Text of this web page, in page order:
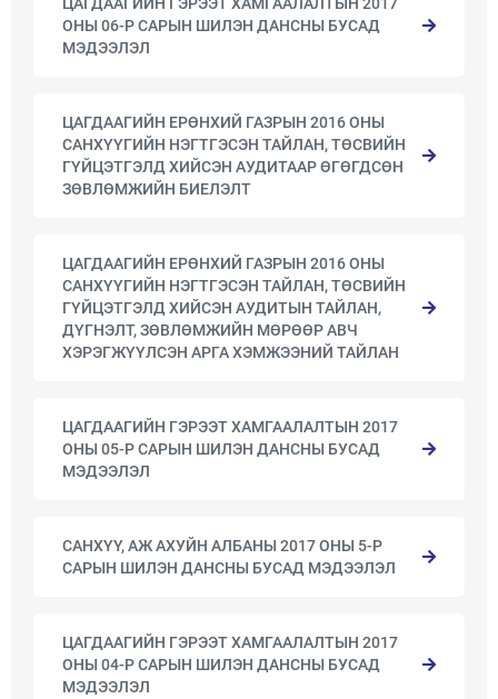
ОНЫ 06-Р САРЫН ШИЛЭН ДАНСНЫ БУСАД
МЭДЭЭЛЭЛ
ЦАГДААГИЙН ЕРӨНХИЙ ГАЗРЫН 2016 ОНЫ
САНХҮҮГИЙН НЭГТГЭСЭН ТАЙЛАН, ТӨСВИЙН
ГҮЙЦЭТГЭЛД ХИЙСЭН АУДИТААР ӨГӨГДСӨН
ЗӨВЛӨМЖИЙН БИЕЛЭЛТ
ЦАГДААГИЙН ЕРӨНХИЙ ГАЗРЫН 2016 ОНЫ
САНХҮҮГИЙН НЭГТГЭСЭН ТАЙЛАН, ТӨСВИЙН
ГҮЙЦЭТГЭЛД ХИЙСЭН АУДИТЫН ТАЙЛАН,
ДҮГНЭЛТ, ЗӨВЛӨМЖИЙН МӨРӨӨР АВЧ
ХЭРЭГЖҮҮЛСЭН АРГА ХЭМЖЭЭНИЙ ТАЙЛАН
ЦАГДААГИЙН ГЭРЭЭТ ХАМГААЛАЛТЫН 2017
ОНЫ 05-Р САРЫН ШИЛЭН ДАНСНЫ БУСАД
МЭДЭЭЛЭЛ
САНХҮҮ, АЖ АХУЙН АЛБАНЫ 2017 ОНЫ 5-Р
САРЫН ШИЛЭН ДАНСНЫ БУСАД МЭДЭЭЛЭЛ
ЦАГДААГИЙН ГЭРЭЭТ ХАМГААЛАЛТЫН 2017
ОНЫ 04-Р САРЫН ШИЛЭН ДАНСНЫ БУСАД
МЭДЭЭЛЭЛ